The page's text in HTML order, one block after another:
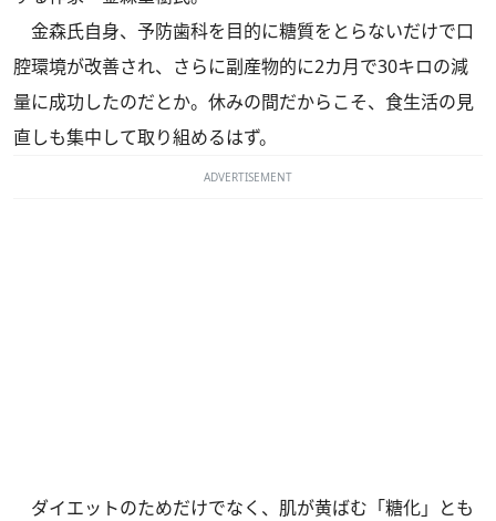
金森氏自身、予防歯科を目的に糖質をとらないだけで口
腔環境が改善され、さらに副産物的に2カ月で30キロの減
量に成功したのだとか。休みの間だからこそ、食生活の見
直しも集中して取り組めるはず。
ADVERTISEMENT
ダイエットのためだけでなく、肌が黄ばむ「糖化」とも